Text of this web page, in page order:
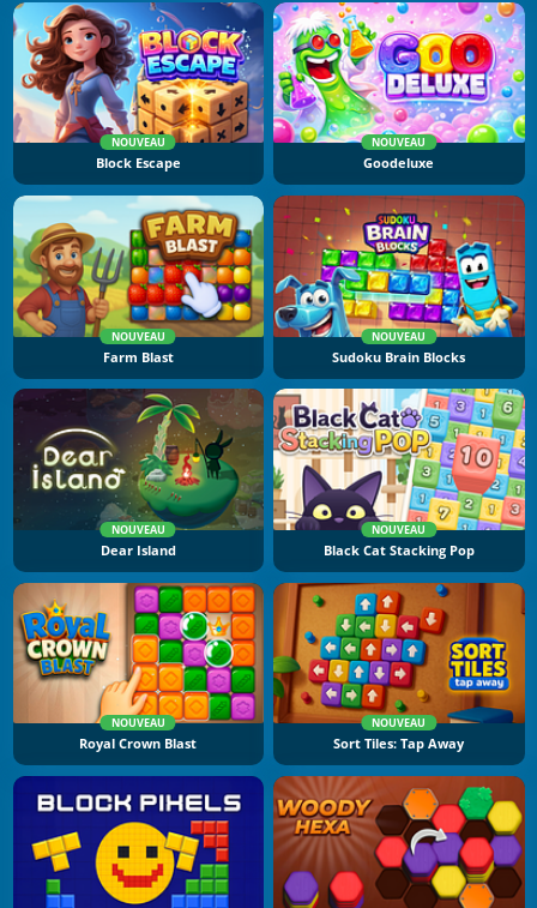
NOUVEAU
Block Escape
NOUVEAU
Goodeluxe
NOUVEAU
Farm Blast
NOUVEAU
Sudoku Brain Blocks
NOUVEAU
Dear Island
NOUVEAU
Black Cat Stacking Pop
NOUVEAU
Royal Crown Blast
NOUVEAU
Sort Tiles: Tap Away